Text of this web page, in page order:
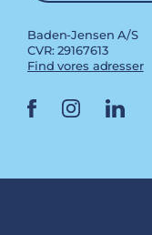
Baden-Jensen A/S
CVR: 29167613
Find vores adresser